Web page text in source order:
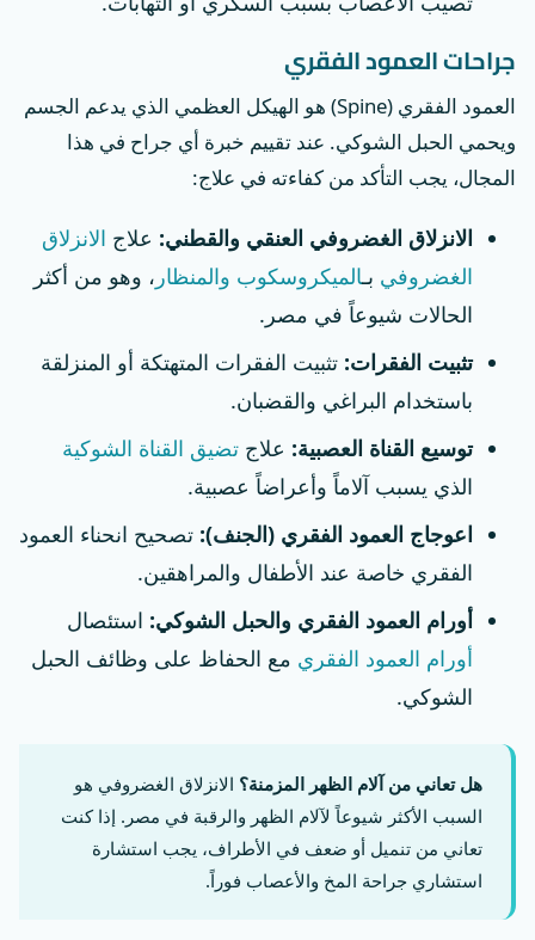
جراحات العمود الفقري
العمود الفقري (Spine) هو الهيكل العظمي الذي يدعم الجسم
ويحمي الحبل الشوكي. عند تقييم خبرة أي جراح في هذا
المجال، يجب التأكد من كفاءته في علاج:
الانزلاق الغضروفي العنقي والقطني: علاج الانزلاق
الغضروفي بـالميكروسكوب والمنظار ، وهو من أكثر
الحالات شيوعاً في مصر.
تثبيت الفقرات: تثبيت الفقرات المتهتكة أو المنزلقة
باستخدام البراغي والقضبان.
توسيع القناة العصبية: علاج تضيق القناة الشوكية
الذي يسبب آلاماً وأعراضاً عصبية.
اعوجاج العمود الفقري (الجنف): تصحيح انحناء العمود
الفقري خاصة عند الأطفال والمراهقين.
أورام العمود الفقري والحبل الشوكي: استئصال
أورام العمود الفقري مع الحفاظ على وظائف الحبل
الشوكي.
هل تعاني من آلام الظهر المزمنة؟ الانزلاق الغضروفي هو
السبب الأكثر شيوعاً لآلام الظهر والرقبة في مصر. إذا كنت
تعاني من تنميل أو ضعف في الأطراف، يجب استشارة
استشاري جراحة المخ والأعصاب فوراً.